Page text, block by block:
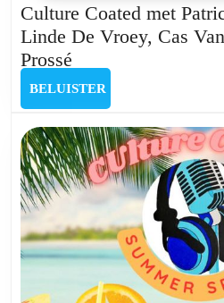
Culture Coated met
Linde De Vroey, Cas
Prossé
Coated
met
Patricia
Van
Cutsem,
Linde
De
Vroey,
Cas
Vanzeer
BELUISTER